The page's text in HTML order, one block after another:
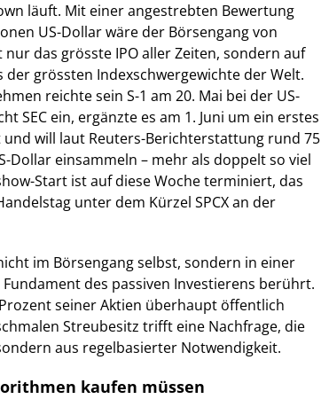
läuft. Mit einer angestrebten Bewertung
US-Dollar wäre der Börsengang von
nur das grösste IPO aller Zeiten, sondern auf
der grössten Indexschwergewichte der Welt.
reichte sein S-1 am 20. Mai bei der US-
SEC ein, ergänzte es am 1. Juni um ein erstes
will laut Reuters-Berichterstattung rund 75
Dollar einsammeln – mehr als doppelt so viel
Start ist auf diese Woche terminiert, das
unter dem Kürzel SPCX an der
im Börsengang selbst, sondern in einer
des passiven Investierens berührt.
seiner Aktien überhaupt öffentlich
Streubesitz trifft eine Nachfrage, die
aus regelbasierter Notwendigkeit.
kaufen müssen